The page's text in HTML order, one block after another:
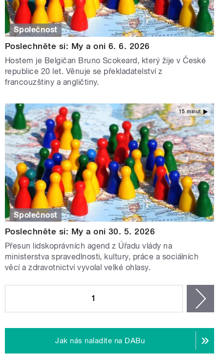
Společnost
Poslechněte si: My a oni 6. 6. 2026
Hostem je Belgičan Bruno Scokeard, který žije v České
republice 20 let. Věnuje se překladatelství z
francouzštiny a angličtiny.
15 minut
Společnost
Poslechněte si: My a oni 30. 5. 2026
Přesun lidskoprávních agend z Úřadu vlády na
ministerstva spravedlnosti, kultury, práce a sociálních
věcí a zdravotnictví vyvolal velké ohlasy.
1
Jak nás naladíte na DABu